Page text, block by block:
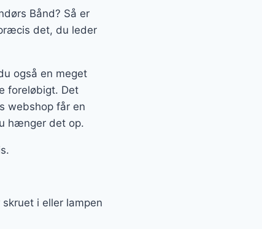
Bånd? Så er
det, du leder
også en meget
foreløbigt. Det
webshop får en
hænger det op.
i eller lampen